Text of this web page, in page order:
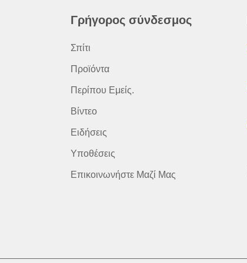
Γρήγορος σύνδεσμος
Σπίτι
Προϊόντα
Περίπου Εμείς.
Βίντεο
Ειδήσεις
Υποθέσεις
Επικοινωνήστε Μαζί Μας